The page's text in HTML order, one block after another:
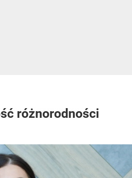
różnorodności